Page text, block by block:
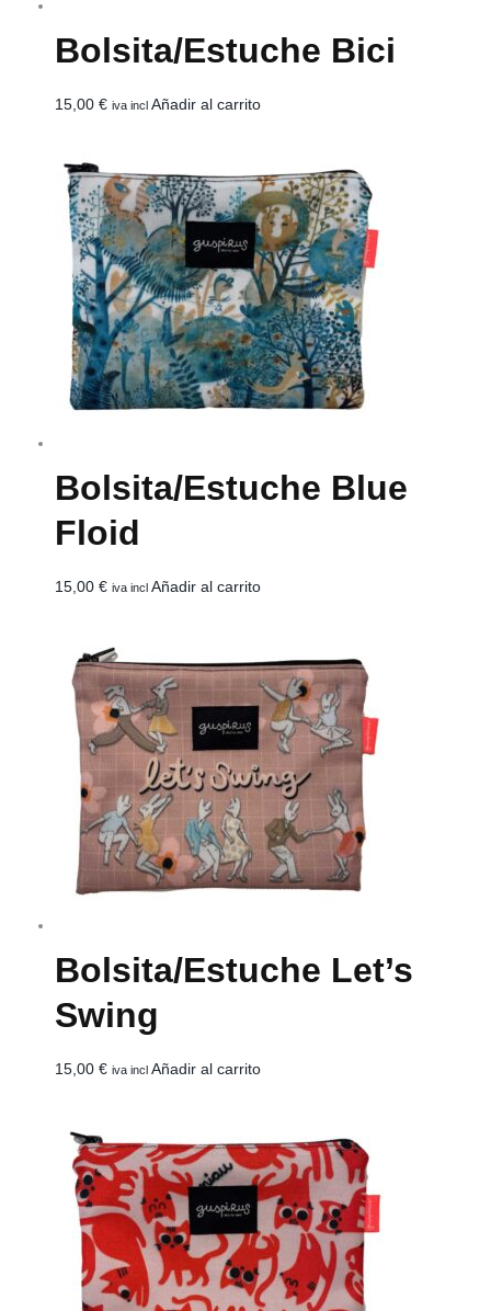
Bolsita/estuche Bici
15,00 € iva incl Añadir al carrito
Bolsita/estuche Blue
Floid
15,00 € iva incl Añadir al carrito
Bolsita/estuche Let’s
Swing
15,00 € iva incl Añadir al carrito